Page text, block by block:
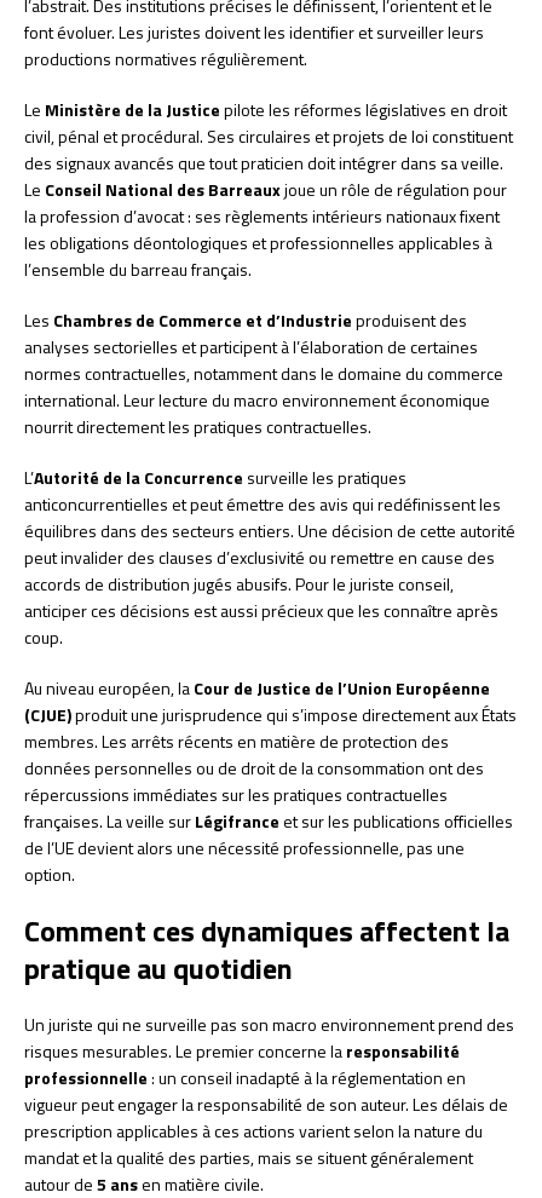
l’abstrait. Des institutions précises le définissent, l’orientent et le
font évoluer. Les juristes doivent les identifier et surveiller leurs
productions normatives régulièrement.
Le Ministère de la Justicepilote les réformes législatives en droit
civil, pénal et procédural. Ses circulaires et projets de loi constituent
des signaux avancés que tout praticien doit intégrer dans sa veille.
Le Conseil National des Barreauxjoue un rôle de régulation pour
la profession d’avocat : ses règlements intérieurs nationaux fixent
les obligations déontologiques et professionnelles applicables à
l’ensemble du barreau français.
Les Chambres de Commerce et d’Industrieproduisent des
analyses sectorielles et participent à l’élaboration de certaines
normes contractuelles, notamment dans le domaine du commerce
international. Leur lecture du macro environnement économique
nourrit directement les pratiques contractuelles.
L’Autorité de la Concurrence surveille les pratiques
anticoncurrentielles et peut émettre des avis qui redéfinissent les
équilibres dans des secteurs entiers. Une décision de cette autorité
peut invalider des clauses d’exclusivité ou remettre en cause des
accords de distribution jugés abusifs. Pour le juriste conseil,
anticiper ces décisions est aussi précieux que les connaître après
coup.
Au niveau européen, laCour de Justice de l’Union Européenne
(CJUE)produit une jurisprudence qui s’impose directement aux États
membres. Les arrêts récents en matière de protection des
données personnelles ou de droit de la consommation ont des
répercussions immédiates sur les pratiques contractuelles
françaises. La veille surLégifranceet sur les publications officielles
de l’UE devient alors une nécessité professionnelle, pas une
option.
Comment ces dynamiques affectent la
pratique au quotidien
Un juriste qui ne surveille pas son macro environnement prend des
risques mesurables. Le premier concerne laresponsabilité
professionnelle: un conseil inadapté à la réglementation en
vigueur peut engager la responsabilité de son auteur. Les délais de
prescription applicables à ces actions varient selon la nature du
mandat et la qualité des parties, mais se situent généralement
autour de5 ansen matière civile.